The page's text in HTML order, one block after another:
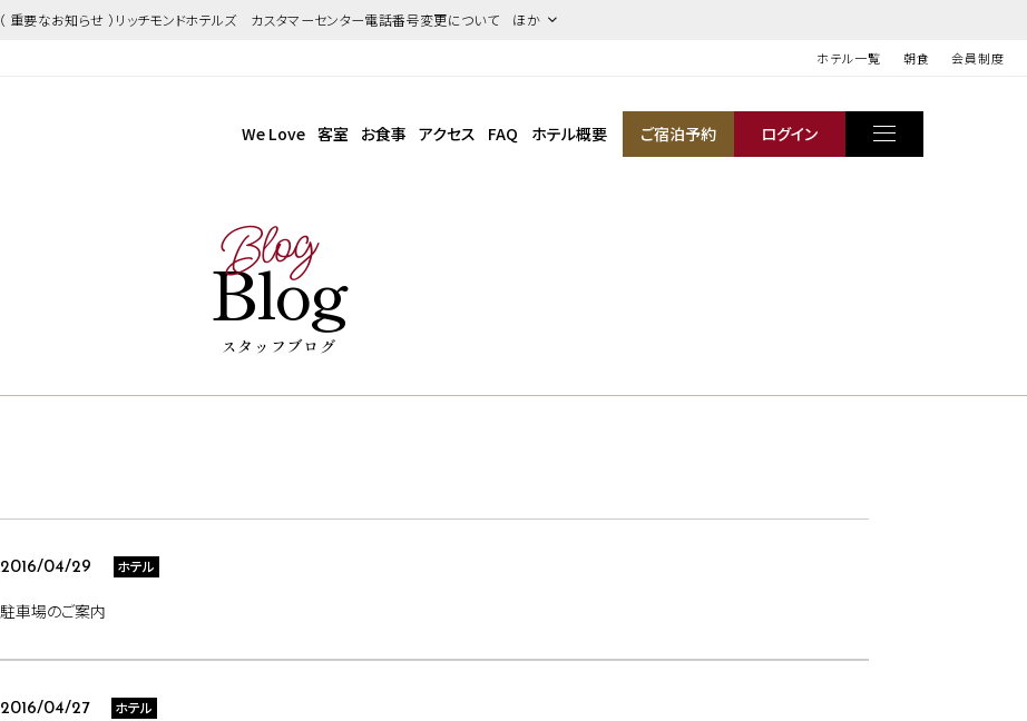
（ 重要なお知らせ ）リッチモンドホテルズ カスタマーセンター電話番号変更について ほか
ホテル一覧 朝食 会員制度
We Love 客室 お食事 アクセス FAQ ホテル概要 ご宿泊予約 ログイン
Blog
Blog
スタッフブログ
2016/04/29 ホテル
駐車場のご案内
2016/04/27 ホテル